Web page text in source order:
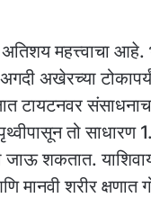
महत्त्वाचा
अखेरच्या
टायटनवर
तो
जाऊ शकतात.
शरीर क्षणात